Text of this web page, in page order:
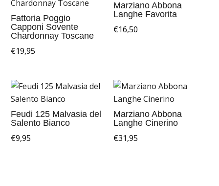
Fattoria Poggio
Capponi Sovente
Chardonnay Toscane
€19,95
Marziano Abbona
Langhe Favorita
€16,50
Feudi 125 Malvasia del
Salento Bianco
€9,95
Marziano Abbona
Langhe Cinerino
€31,95